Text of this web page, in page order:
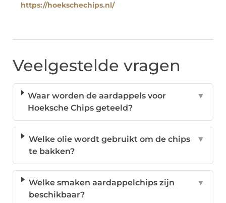
https://hoekschechips.nl/
Veelgestelde vragen
Waar worden de aardappels voor
Hoeksche Chips geteeld?
▼
Welke olie wordt gebruikt om de chips
te bakken?
▼
Welke smaken aardappelchips zijn
beschikbaar?
▼